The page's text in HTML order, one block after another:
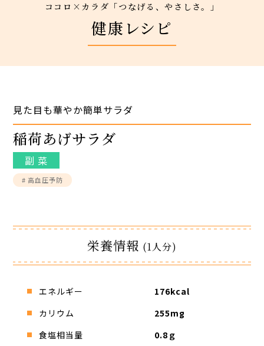
新型コロナウイルス対策
人間ドック 最新空き情報
館内3Dマップ
ココロ×カラダ「つなげる、やさしさ。」
健康レシピ
見た目も華やか簡単サラダ
稲荷あげサラダ
副 菜
# 高血圧予防
栄養情報 (1人分)
エネルギー
176kcal
カリウム
255mg
食塩相当量
0.8ｇ